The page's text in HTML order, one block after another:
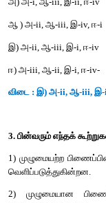
பட்டியல் I பட்டியல் II
அ)
i. மோனோசோமி
ஆ)
இ) இரு மடியத்தில்
ஈ) இரு
காணப்படுதல். –